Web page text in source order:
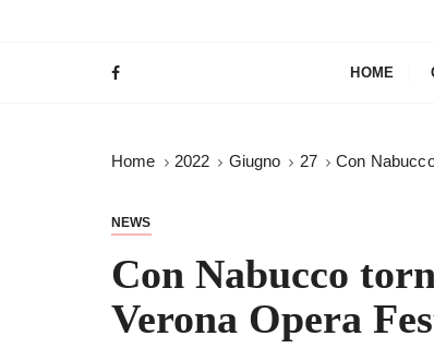
HOME
Home 2022 Giugno 27 Con
NEWS
Con Nabucco
Verona Opera